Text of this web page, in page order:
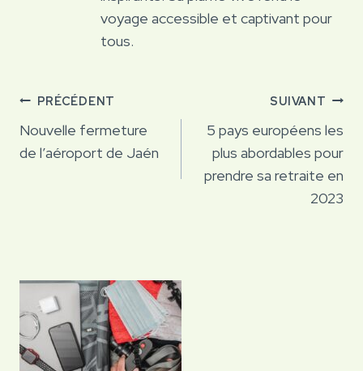
voyage accessible et captivant pour
tous.
Navigation
de
l’article
PRÉCÉDENT
Nouvelle fermeture
de l’aéroport de Jaén
SUIVANT
5 pays européens les
plus abordables pour
prendre sa retraite en
2023